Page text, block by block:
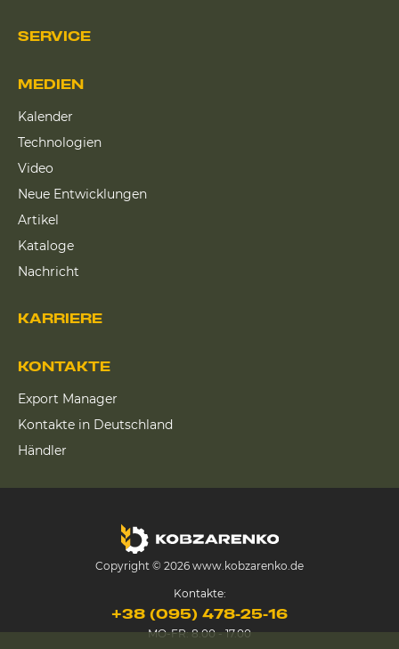
SERVICE
KARRIERE
MEDIEN
Kalender
Technologien
Video
Neue Entwicklungen
Artikel
Kataloge
Nachricht
KONTAKTE
Export Manager
Kontakte in Deutschland
Händler
Copyright © 2026 www.kobzarenko.de
Kontakte:
+38 (095) 478-25-16
MO-FR: 8.00 - 17.00